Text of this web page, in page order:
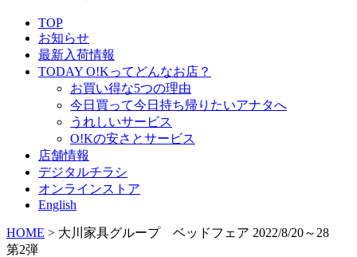
TOP
お知らせ
最新入荷情報
TODAY O!Kってどんなお店？
お買い得な5つの理由
今日買って今日持ち帰りたいアナタへ
うれしいサービス
O!Kの安さとサービス
店舗情報
デジタルチラシ
オンラインストア
English
HOME > 大川家具グループ ベッドフェア 2022/8/20～28
第2弾